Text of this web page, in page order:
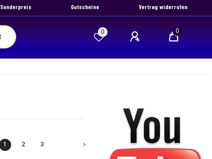
Sonderpreis Gutscheine Vertrag widerrufen
0 0
1 2 3